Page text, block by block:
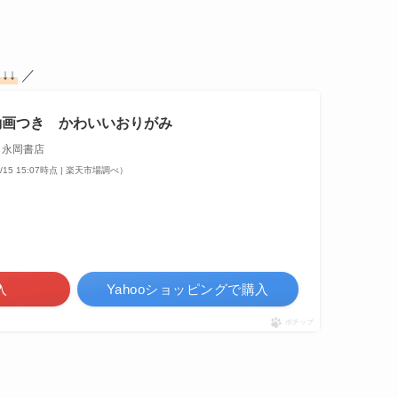
↓↓ ／
画つき かわいいおりがみ
永岡書店
15:07時点 | 楽天市場調べ）
Yahooショッピングで購入
ポチップ